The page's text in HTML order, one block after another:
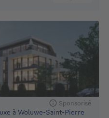
Sponsorisé
à Woluwe-Saint-Pierre